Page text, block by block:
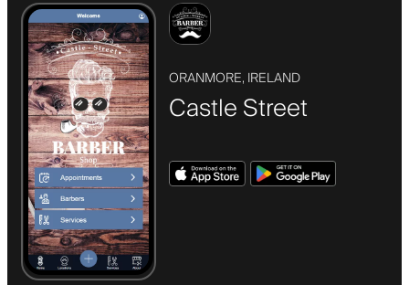
ORANMORE, IRELAND
Castle Street